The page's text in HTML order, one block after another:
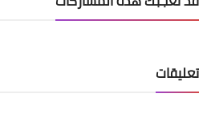
تعليقات